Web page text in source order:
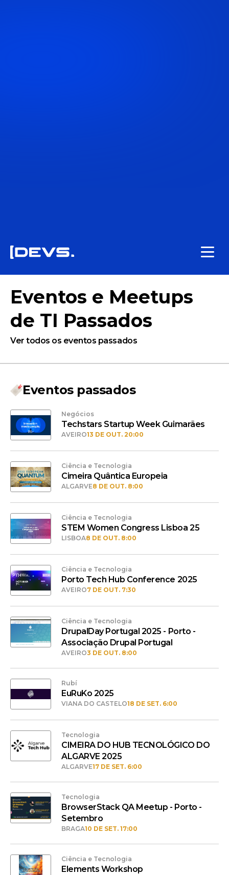
Eventos e Meetups
de TI Passados
Ver todos os eventos passados
Eventos passados
Negócios
Techstars Startup Week Guimarães
AVEIRO13 DE OUT. 20:00
Ciência e Tecnologia
Cimeira Quântica Europeia
ALGARVE8 DE OUT. 8:00
Ciência e Tecnologia
STEM Women Congress Lisboa 25
LISBOA8 DE OUT. 8:00
Ciência e Tecnologia
Porto Tech Hub Conference 2025
AVEIRO7 DE OUT. 7:30
Ciência e Tecnologia
DrupalDay Portugal 2025 - Porto -
Associação Drupal Portugal
AVEIRO3 DE OUT. 8:00
Rubí
EuRuKo 2025
VIANA DO CASTELO18 DE SET. 6:00
Tecnologia
CIMEIRA DO HUB TECNOLÓGICO DO
ALGARVE 2025
ALGARVE17 DE SET. 6:00
Tecnologia
BrowserStack QA Meetup - Porto -
Setembro
BRAGA10 DE SET. 17:00
Ciência e Tecnologia
Elements Workshop